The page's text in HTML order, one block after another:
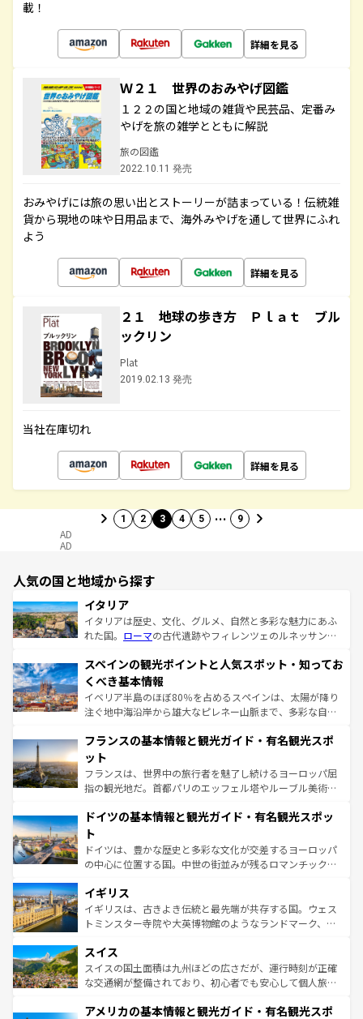
載！
詳細を見る
Ｗ２１ 世界のおみやげ図鑑
１２２の国と地域の雑貨や民芸品、定番み
やげを旅の雑学とともに解説
旅の図鑑
2022.10.11 発売
おみやげには旅の思い出とストーリーが詰まっている！伝統雑
貨から現地の味や日用品まで、海外みやげを通して世界にふれ
よう
詳細を見る
２１ 地球の歩き方 Ｐｌａｔ ブル
ックリン
Plat
2019.02.13 発売
当社在庫切れ
詳細を見る
1 2 3 4 5 … 9
AD
AD
人気の国と地域から探す
イタリア
イタリアは歴史、文化、グルメ、自然と多彩な魅力にあふ
れた国。 ローマの古代遺跡やフィレンツェのルネッサンス
ろん、トスカーナの美しい田園風景やアマルフィ海岸の絶
景など、自然景観も見逃せない。観光の合間には、本場の
ピザやパスタなど、絶品のイタリア料理を堪能することも
できる。朝目覚めてから夜眠るまで、すべての瞬間を楽し
なお、新着のイタリア情報はコンテンツ一覧を参照してほ
しい。
スペインの観光ポイントと人気スポット・知ってお
くべき基本情報
イベリア半島のほぼ80％を占めるスペインは、太陽が降り
注ぐ地中海沿岸から雄大なピレネー山脈まで、多彩な自然
文化が根付くこの国では、情熱的なフラメンコ、熱気あふ
れる闘牛、そして美味しいタパスが生活の一部となってい
る。首都マドリードの洗練された雰囲気や、バルセロナの
アートに溢れた街角から、地方では古代ローマ遺跡や中世
せる。地方によって風土や気候が異なるスペインはその個
ンテンツ一覧 を参照してほしい。
フランスの基本情報と観光ガイド・有名観光スポ
ット
フランスは、世界中の旅行者を魅了し続けるヨーロッパ屈
指の観光地だ。首都パリのエッフェル塔やルーブル美術館
で、幅広い魅力が詰まっている。華麗な宮殿、歴史的な大
聖堂、美しいビーチ、そして豊かな自然が、訪れる者を心
から魅了する。また、フランスは美食の国としても知ら
れ、フランス料理はユネスコ無形文化遺産にも登録されて
香り高いラベンダー畑など、多彩な楽しみ方が可能だ。さ
らに、パリ以外の地域にも魅力が溢れており、どの街角に
も豊かな歴史と文化が息づいている。パリ以外の個性あふ
を参照してほしい。
ドイツの基本情報と観光ガイド・有名観光スポッ
ト
ドイツは、豊かな歴史と多彩な文化が交差するヨーロッパ
の中心に位置する国。中世の街並みが残るロマンチック街
顔を持つこの国は、どこを歩いても飽きることがない。ベ
ルリンの文化的活気、バイエルン州のアルプスの絶景、そ
してライン川沿いのワイン畑といった風景は必見。ビール
は、お酒好きな人にはぜひ体験してほしい。 なお、新着の
ドイツ情報はコンテンツ一覧を参照してほしい。
イギリス
イギリスは、古きよき伝統と最先端が共存する国。ウェス
トミンスター寺院や大英博物館のようなランドマーク、歴
リアごとに異なる魅力がある。また、優雅なアフタヌーン
ティー、ビール好きにはたまらない英国パブ、サッカー観
戦など、本場だからこそできる体験も豊富。イギリスを旅
ンツ一覧を参照してほしい。
スイス
スイスの国土面積は九州ほどの広さだが、運行時刻が正確
な交通網が整備されており、初心者でも安心して個人旅行
の建物がそのまま残る町や、スイスならではのユニークな
アメリカの基本情報と観光ガイド・有名観光スポ